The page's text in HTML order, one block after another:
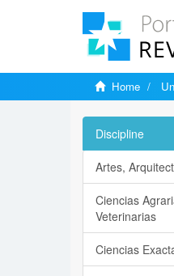
Home
Discipline
Artes,
Ciencias
Veterinarias
Ciencias